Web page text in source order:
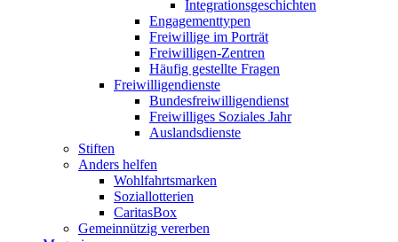
Integrationsgeschichten
Engagementtypen
Freiwillige im Porträt
Freiwilligen-Zentren
Häufig gestellte Fragen
Freiwilligendienste
Bundesfreiwilligendienst
Freiwilliges Soziales Jahr
Auslandsdienste
Stiften
Anders helfen
Wohlfahrtsmarken
Soziallotterien
CaritasBox
Gemeinnützig vererben